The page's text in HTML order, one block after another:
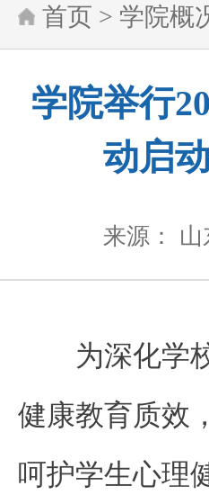
首页 > 学院概
学院举行
动启
来源：
为深化学
健康教育质效
呵护学生心理